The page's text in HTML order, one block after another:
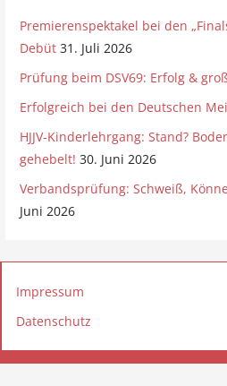
Premierenspektakel bei den
Debüt 31. Juli 2026
Prüfung beim DSV69: Erfolg &
Erfolgreich bei den Deutschen
HJJV-Kinderlehrgang: Stand?
gehebelt! 30. Juni 2026
Verbandsprüfung: Schweiß,
Juni 2026
Impressum
Datenschutz